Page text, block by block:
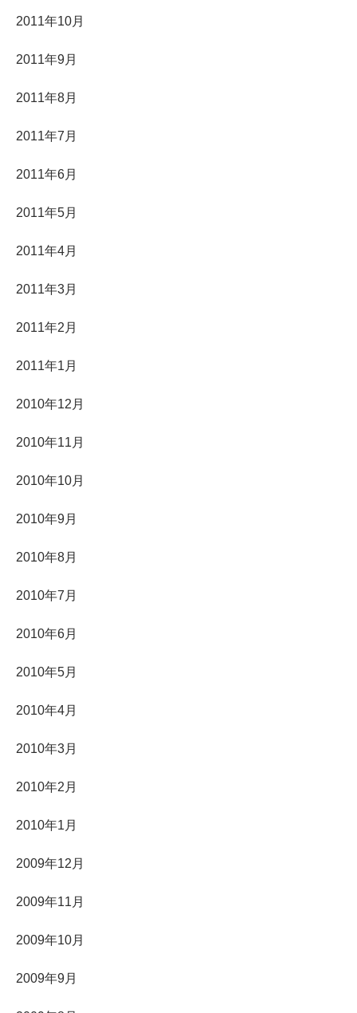
2011年10月
2011年9月
2011年8月
2011年7月
2011年6月
2011年5月
2011年4月
2011年3月
2011年2月
2011年1月
2010年12月
2010年11月
2010年10月
2010年9月
2010年8月
2010年7月
2010年6月
2010年5月
2010年4月
2010年3月
2010年2月
2010年1月
2009年12月
2009年11月
2009年10月
2009年9月